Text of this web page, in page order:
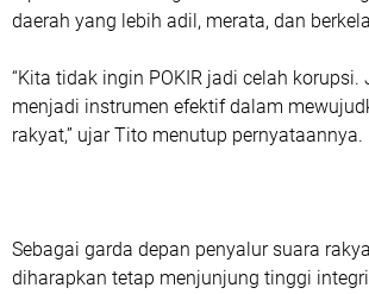
daerah yang lebih adil, merata, dan
“Kita tidak ingin POKIR jadi celah
menjadi instrumen efektif dalam
rakyat,” ujar Tito menutup pernyataannya.
Sebagai garda depan penyalur suara
diharapkan tetap menjunjung tinggi